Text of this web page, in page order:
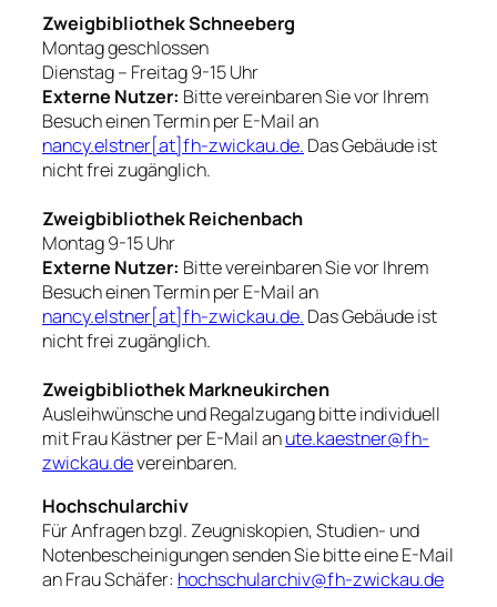
Zweigbibliothek Schneeberg
Montag geschlossen
Dienstag – Freitag 9-15 Uhr
Externe Nutzer: Bitte vereinbaren Sie vor Ihrem
Besuch einen Termin per E-Mail an
nancy.elstner[at]fh-zwickau.de. Das Gebäude ist
nicht frei zugänglich.
ZweigbibliothekReichenbach
Montag 9-15 Uhr
Externe Nutzer: Bitte vereinbaren Sie vor Ihrem
Besuch einen Termin per E-Mail an
nancy.elstner[at]fh-zwickau.de. Das Gebäude ist
nicht frei zugänglich.
Zweigbibliothek Markneukirchen
Ausleihwünsche und Regalzugang bitte individuell
mit Frau Kästner per E-Mail anute.kaestner@fh-
zwickau.devereinbaren.
Hochschularchiv
Für Anfragen bzgl. Zeugniskopien, Studien- und
Notenbescheinigungen senden Sie bitte eine E-Mail
an Frau Schäfer: hochschularchiv@fh-zwickau.de